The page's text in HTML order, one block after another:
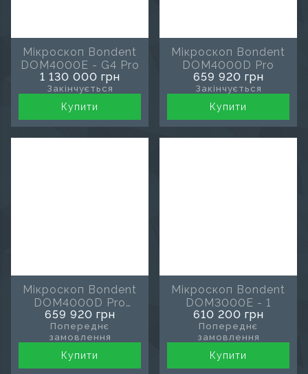
Мікроскоп Bondent
DOM4000E - G4 Pro
1 130 000 грн
Закінчується
Купити
Мікроскоп Bondent
DOM4000D Pro
659 920 грн
Закінчується
Купити
Мікроскоп Bondent
DOM4000D Pro
чорний
659 920 грн
Попереднє
замовлення
Купити
Мікроскоп Bondent
DOM3000E - 1
610 200 грн
Попереднє
замовлення
Купити